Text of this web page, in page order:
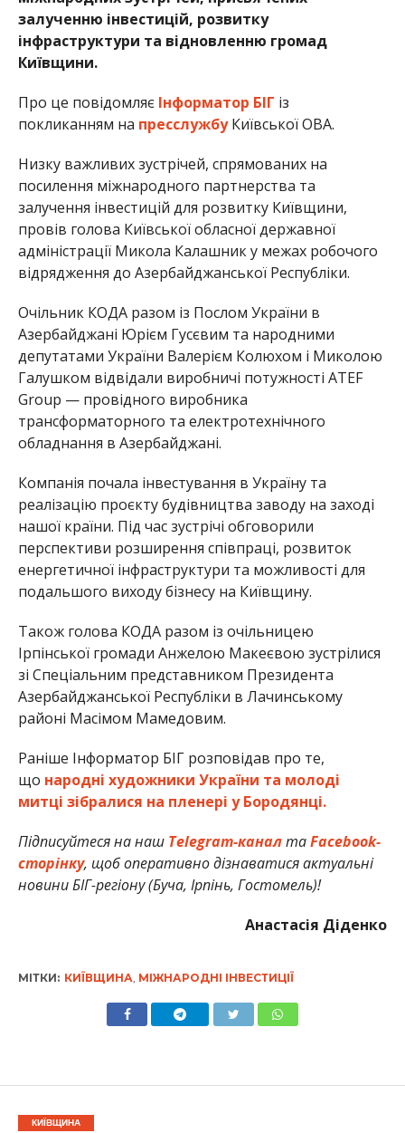
залученню інвестицій, розвитку
інфраструктури та відновленню громад
Київщини.
Про це повідомляє Інформатор БІГ із
покликанням на пресслужбуКиївської ОВА.
Низку важливих зустрічей, спрямованих на
посилення міжнародного партнерства та
залучення інвестицій для розвитку Київщини,
провів голова Київської обласної державної
адміністрації Микола Калашник у межах робочого
відрядження до Азербайджанської Республіки.
Очільник КОДА разом із Послом України в
Азербайджані Юрієм Гусєвим та народними
депутатами України Валерієм Колюхом і Миколою
Галушком відвідали виробничі потужності ATEF
Group — провідного виробника
трансформаторного та електротехнічного
обладнання в Азербайджані.
Компанія почала інвестування в Україну та
реалізацію проєкту будівництва заводу на заході
нашої країни. Під час зустрічі обговорили
перспективи розширення співпраці, розвиток
енергетичної інфраструктури та можливості для
подальшого виходу бізнесу на Київщину.
Також голова КОДА разом із очільницею
Ірпінської громади Анжелою Макеєвою зустрілися
зі Спеціальним представником Президента
Азербайджанської Республіки в Лачинському
районі Масімом Мамедовим.
Раніше Інформатор БІГ розповідав про те,
що народні художники України та молоді
митці зібралися на пленері у Бородянці.
Підписуйтеся на наш Telegram-каналтаFacebook-
сторінку, щоб оперативно дізнаватися актуальні
новини БІГ-регіону (Буча, Ірпінь, Гостомель)!
Анастасія Діденко
МІТКИ: КИЇВЩИНА, МІЖНАРОДНІ ІНВЕСТИЦІЇ
КИЇВЩИНА